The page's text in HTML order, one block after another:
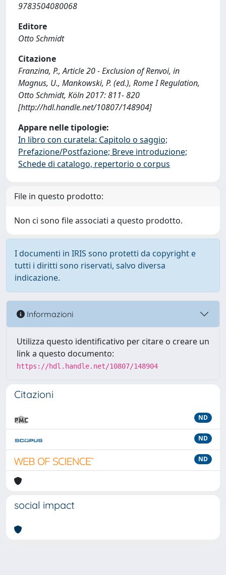
9783504080068
Editore
Otto Schmidt
Citazione
Franzina, P., Article 20 - Exclusion of Renvoi, in
Magnus, U., Mankowski, P. (ed.), Rome I Regulation,
Otto Schmidt, Köln 2017: 811- 820
[http://hdl.handle.net/10807/148904]
Appare nelle tipologie:
In libro con curatela: Capitolo o saggio;
Prefazione/Postfazione; Breve introduzione;
Schede di catalogo, repertorio o corpus
File in questo prodotto:
Non ci sono file associati a questo prodotto.
I documenti in IRIS sono protetti da copyright e
tutti i diritti sono riservati, salvo diversa
indicazione.
Informazioni
Utilizza questo identificativo per citare o creare un
link a questo documento:
https://hdl.handle.net/10807/148904
Citazioni
ND
ND
ND
social impact